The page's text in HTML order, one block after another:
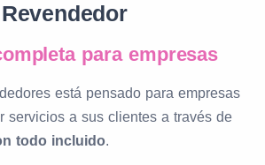
para empresas
está pensado para empresas
servicios a sus clientes a través de
todo incluido.